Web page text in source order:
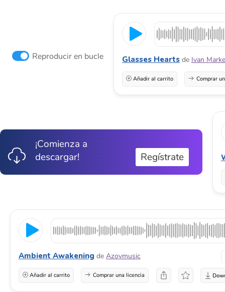
Reproducir en bucle Glasses Hearts de Ivan
Añadir al carrito Comprar
¡Comienza a
descargar!
Regístrate
Ambient Awakening de Azovmusic
Añadir al carrito Comprar una licencia